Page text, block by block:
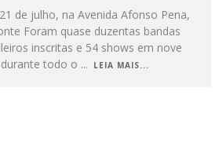
de julho, na Avenida Afonso Pena,
Foram quase duzentas bandas
inscritas e 54 shows em nove
todo o ... LEIA MAIS...